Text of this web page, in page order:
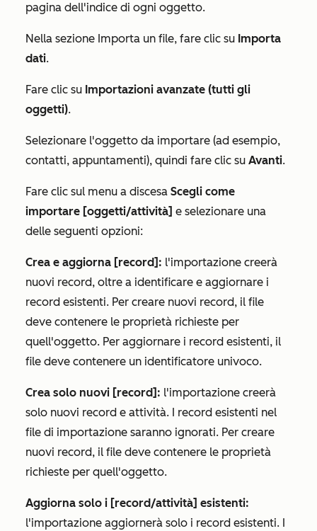
pagina dell'indice di ogni oggetto.
Nella sezione Importa un file, fare clic su Importa
dati.
Fare clic su Importazioni avanzate (tutti gli
oggetti).
Selezionare l'oggetto da importare (ad esempio,
contatti, appuntamenti), quindi fare clic su Avanti.
Fare clic sul menu a discesa Scegli come
importare [oggetti/attività] e selezionare una
delle seguenti opzioni:
Crea e aggiorna [record]: l'importazione creerà
nuovi record, oltre a identificare e aggiornare i
record esistenti. Per creare nuovi record, il file
deve contenere le proprietà richieste per
quell'oggetto. Per aggiornare i record esistenti, il
file deve contenere un identificatore univoco.
Crea solo nuovi [record]: l'importazione creerà
solo nuovi record e attività. I record esistenti nel
file di importazione saranno ignorati. Per creare
nuovi record, il file deve contenere le proprietà
richieste per quell'oggetto.
Aggiorna solo i [record/attività] esistenti:
l'importazione aggiornerà solo i record esistenti. I